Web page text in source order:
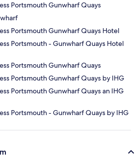
Portsmouth Gunwharf Quays
Portsmouth Gunwharf Quays Hotel
Portsmouth - Gunwharf Quays Hotel
Portsmouth Gunwharf Quays
Portsmouth Gunwharf Quays by IHG
Portsmouth Gunwharf Quays an IHG
Portsmouth - Gunwharf Quays by IHG